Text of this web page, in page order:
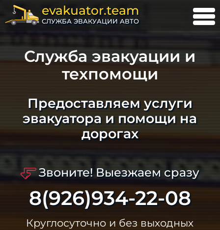
evakuator.team
СЛУЖБА ЭВАКУАЦИИ АВТО
Служба эвакуации и
техпомощи
Предоставляем услуги
эвакуатора и помощи на
дорогах
Звоните! Выезжаем сразу
8(926)934-22-08
Круглосуточно и без выходных